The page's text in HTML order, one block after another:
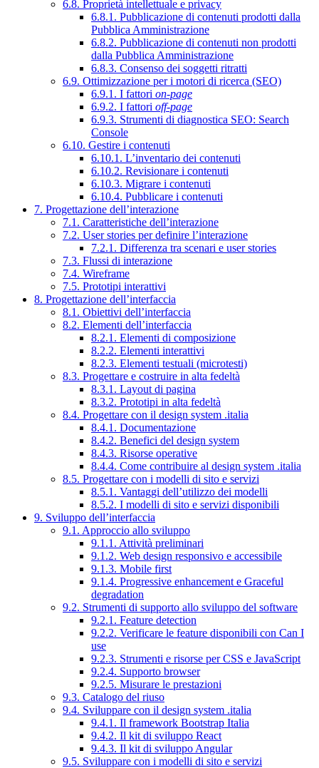
6.8. Proprietà intellettuale e privacy
6.8.1. Pubblicazione di contenuti prodotti dalla
Pubblica Amministrazione
6.8.2. Pubblicazione di contenuti non prodotti
dalla Pubblica Amministrazione
6.8.3. Consenso dei soggetti ritratti
6.9. Ottimizzazione per i motori di ricerca (SEO)
6.9.1. I fattori on-page
6.9.2. I fattori off-page
6.9.3. Strumenti di diagnostica SEO: Search
Console
6.10. Gestire i contenuti
6.10.1. L’inventario dei contenuti
6.10.2. Revisionare i contenuti
6.10.3. Migrare i contenuti
6.10.4. Pubblicare i contenuti
7. Progettazione dell’interazione
7.1. Caratteristiche dell’interazione
7.2. User stories per definire l’interazione
7.2.1. Differenza tra scenari e user stories
7.3. Flussi di interazione
7.4. Wireframe
7.5. Prototipi interattivi
8. Progettazione dell’interfaccia
8.1. Obiettivi dell’interfaccia
8.2. Elementi dell’interfaccia
8.2.1. Elementi di composizione
8.2.2. Elementi interattivi
8.2.3. Elementi testuali (microtesti)
8.3. Progettare e costruire in alta fedeltà
8.3.1. Layout di pagina
8.3.2. Prototipi in alta fedeltà
8.4. Progettare con il design system .italia
8.4.1. Documentazione
8.4.2. Benefici del design system
8.4.3. Risorse operative
8.4.4. Come contribuire al design system .italia
8.5. Progettare con i modelli di sito e servizi
8.5.1. Vantaggi dell’utilizzo dei modelli
8.5.2. I modelli di sito e servizi disponibili
9. Sviluppo dell’interfaccia
9.1. Approccio allo sviluppo
9.1.1. Attività preliminari
9.1.2. Web design responsivo e accessibile
9.1.3. Mobile first
9.1.4. Progressive enhancement e Graceful
degradation
9.2. Strumenti di supporto allo sviluppo del software
9.2.1. Feature detection
9.2.2. Verificare le feature disponibili con Can I
use
9.2.3. Strumenti e risorse per CSS e JavaScript
9.2.4. Supporto browser
9.2.5. Misurare le prestazioni
9.3. Catalogo del riuso
9.4. Sviluppare con il design system .italia
9.4.1. Il framework Bootstrap Italia
9.4.2. Il kit di sviluppo React
9.4.3. Il kit di sviluppo Angular
9.5. Sviluppare con i modelli di sito e servizi